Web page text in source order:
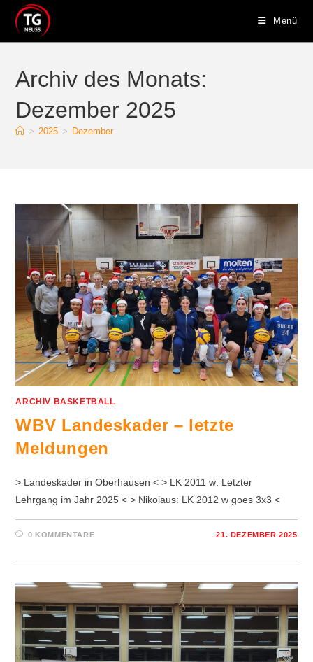
Inhalt
springen
Menü
Archiv des Monats:
Dezember 2025
> 2025 > Dezember
ARCHIV BASKETBALL
WBV Landeskader – letzte
Meldungen
> Landeskader in Oberhausen < > LK 2011 w: Letzter
Lehrgang im Jahr 2025 < > Nikolaus: LK 2012 w goes 3x3 <
0 KOMMENTARE 21. DEZEMBER 2025